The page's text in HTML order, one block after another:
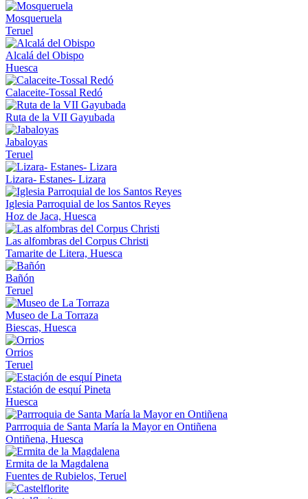
Mosqueruela
Teruel
Alcalá del Obispo
Huesca
Calaceite-Tossal Redó
Ruta de la VII Gayubada
Jabaloyas
Teruel
Lizara- Estanes- Lizara
Iglesia Parroquial de los Santos Reyes
Hoz de Jaca, Huesca
Las alfombras del Corpus Christi
Tamarite de Litera, Huesca
Bañón
Teruel
Museo de La Torraza
Biescas, Huesca
Orrios
Teruel
Estación de esquí Pineta
Huesca
Parrroquia de Santa María la Mayor en Ontiñena
Ontiñena, Huesca
Ermita de la Magdalena
Fuentes de Rubielos, Teruel